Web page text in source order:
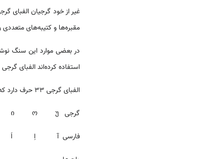
غیر از خود گرجیان الفبای
مقبره‌ها و کتیبه‌های متعددی
در بعضی موارد این سنگ
استفاده کرده‌اند الفبای گرجی
الفبای گرجی 33 حرف دارد که از سمت چپ به راست نوشته می‌‌شود و تلفظ 8 حرف آن مختص
گرجی ა ე ა ი ო უ
فارسی آ اِ